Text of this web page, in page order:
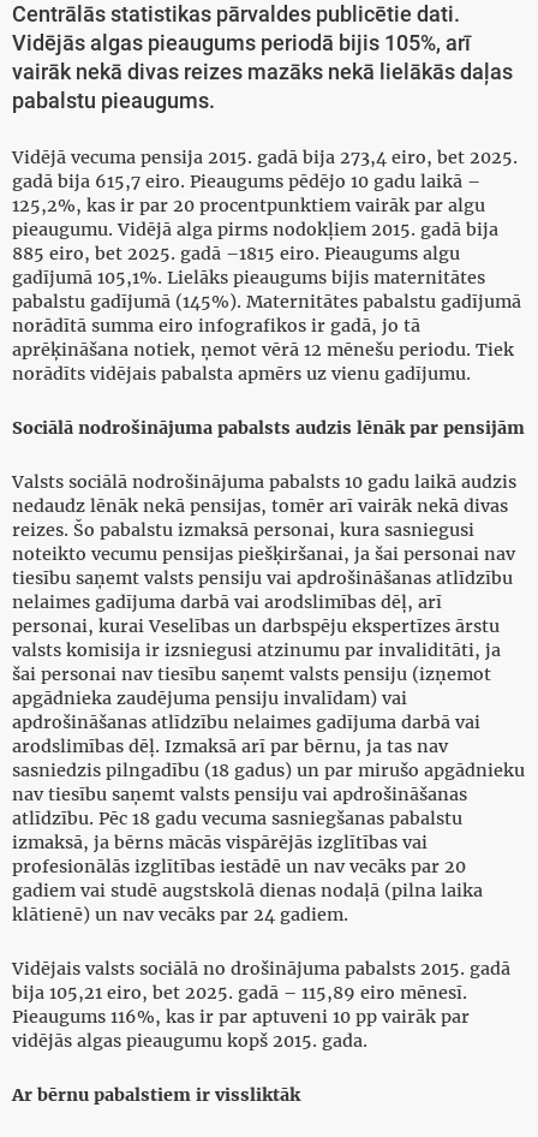
Centrālās statistikas pārvaldes publicētie dati.
Vidējās algas pieaugums periodā bijis 105%, arī
vairāk nekā divas reizes mazāks nekā lielākās daļas
pabalstu pieaugums.
Vidējā vecuma pensija 2015. gadā bija 273,4 eiro, bet 2025.
gadā bija 615,7 eiro. Pieaugums pēdējo 10 gadu laikā –
125,2%, kas ir par 20 procentpunktiem vairāk par algu
pieaugumu. Vidējā alga pirms nodokļiem 2015. gadā bija
885 eiro, bet 2025. gadā –1815 eiro. Pieaugums algu
gadījumā 105,1%. Lielāks pieaugums bijis maternitātes
pabalstu gadījumā (145%). Maternitātes pabalstu gadījumā
norādītā summa eiro infografikos ir gadā, jo tā
aprēķināšana notiek, ņemot vērā 12 mēnešu periodu. Tiek
norādīts vidējais pabalsta apmērs uz vienu gadījumu.
Sociālā nodrošinājuma pabalsts audzis lēnāk par pensijām
Valsts sociālā nodrošinājuma pabalsts 10 gadu laikā audzis
nedaudz lēnāk nekā pensijas, tomēr arī vairāk nekā divas
reizes. Šo pabalstu izmaksā personai, kura sasniegusi
noteikto vecumu pensijas piešķiršanai, ja šai personai nav
tiesību saņemt valsts pensiju vai apdrošināšanas atlīdzību
nelaimes gadījuma darbā vai arodslimības dēļ, arī
personai, kurai Veselības un darbspēju ekspertīzes ārstu
valsts komisija ir izsniegusi atzinumu par invaliditāti, ja
šai personai nav tiesību saņemt valsts pensiju (izņemot
apgādnieka zaudējuma pensiju invalīdam) vai
apdrošināšanas atlīdzību nelaimes gadījuma darbā vai
arodslimības dēļ. Izmaksā arī par bērnu, ja tas nav
sasniedzis pilngadību (18 gadus) un par mirušo apgādnieku
nav tiesību saņemt valsts pensiju vai apdrošināšanas
atlīdzību. Pēc 18 gadu vecuma sasniegšanas pabalstu
izmaksā, ja bērns mācās vispārējās izglītības vai
profesionālās izglītības iestādē un nav vecāks par 20
gadiem vai studē augstskolā dienas nodaļā (pilna laika
klātienē) un nav vecāks par 24 gadiem.
Vidējais valsts sociālā no drošinājuma pabalsts 2015. gadā
bija 105,21 eiro, bet 2025. gadā – 115,89 eiro mēnesī.
Pieaugums 116%, kas ir par aptuveni 10 pp vairāk par
vidējās algas pieaugumu kopš 2015. gada.
Ar bērnu pabalstiem ir vissliktāk